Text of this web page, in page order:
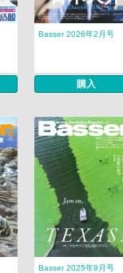
Basser 2026年2月号
購入
Basser 2025年9月号